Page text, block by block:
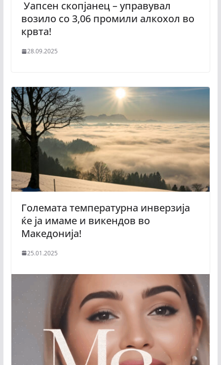
Уапсен скопјанец – управувал
возило со 3,06 промили алкохол во
крвта!
28.09.2025
Големата температурна инверзија
ќе ја имаме и викендов во
Македонија!
25.01.2025